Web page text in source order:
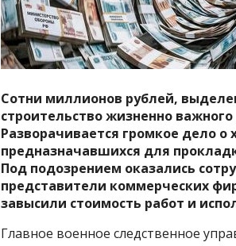
Сотни миллионов рублей,
строительство жизненно
Разворачивается громкое дело
предназначавшихся для
Под подозрением оказались
представители коммерческих
завысили стоимость работ и
Главное военное следственное